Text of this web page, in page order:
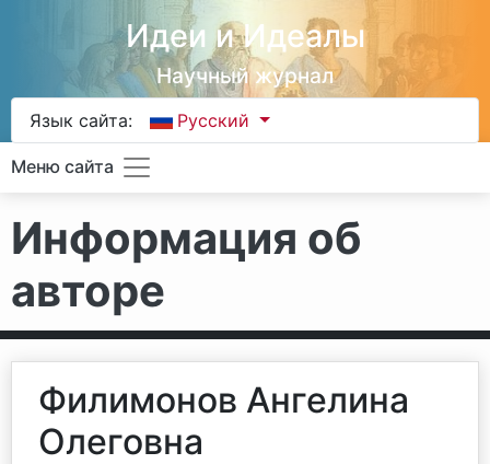
Идеи и Идеалы
Научный журнал
Язык сайта: Русский
Меню сайта
Информация об
авторе
Филимонов Ангелина
Олеговна